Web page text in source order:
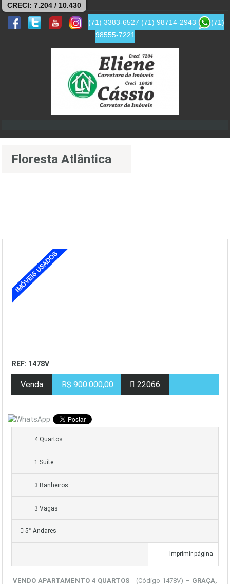
CRECI: 7.204 / 10.430
(71) 3383-6527 (71) 98714-2943
(71)
98555-7221
Floresta Atlântica
REF: 1478V
Venda R$ 900.000,00 22066
4 Quartos
1 Suíte
3 Banheiros
3 Vagas
5° Andares
Imprimir página
VENDO APARTAMENTO 4 QUARTOS - (Código 1478V) – GRAÇA,